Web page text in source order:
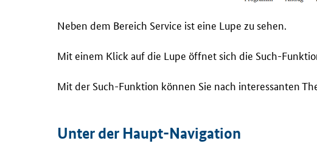
Neben dem Bereich Service ist eine Lupe zu sehen.
Mit einem Klick auf die Lupe öffnet sich die Such-
Mit der Such-Funktion können Sie nach interessanten
Unter der Haupt-Navigation